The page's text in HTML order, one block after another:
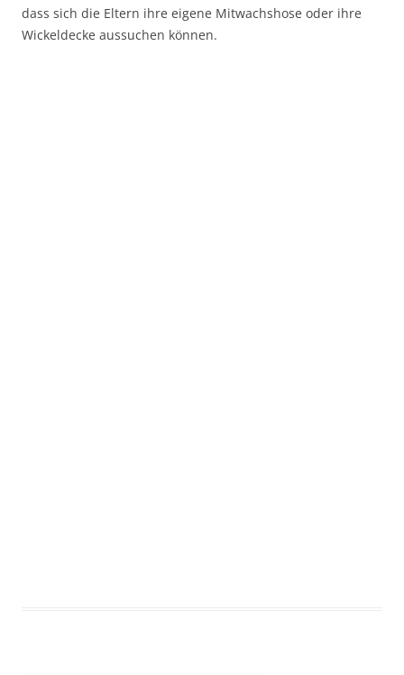
dass sich die Eltern ihre eigene Mitwachshose oder ihre
Wickeldecke aussuchen können.